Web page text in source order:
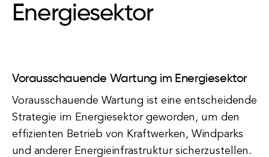
Energiesektor
Vorausschauende Wartung im Energiesektor
Vorausschauende Wartung ist eine entscheidende
Strategie im Energiesektor geworden, um den
effizienten Betrieb von Kraftwerken, Windparks
und anderer Energieinfrastruktur sicherzustellen.